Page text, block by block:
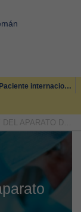
Paciente internacional +34 971 222 222
CIRUGÍA GENERAL Y DEL APARATO DIGESTIVO